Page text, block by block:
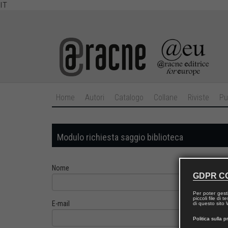
IT
Home Autori Catalogo Collane Riviste
Modulo richiesta saggio biblioteca
Nome
E-mail
GDPR
Per poter
piccoli file di
di questo sito
Politica sulla